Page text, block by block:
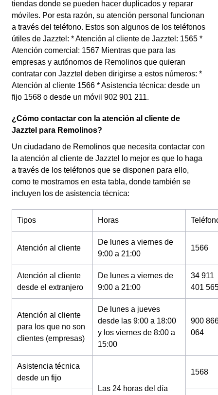
tiendas donde se pueden hacer duplicados y reparar
móviles. Por esta razón, su atención personal funcionan
a través del teléfono. Estos son algunos de los teléfonos
útiles de Jazztel: * Atención al cliente de Jazztel: 1565 *
Atención comercial: 1567 Mientras que para las
empresas y autónomos de Remolinos que quieran
contratar con Jazztel deben dirigirse a estos números: *
Atención al cliente 1566 * Asistencia técnica: desde un
fijo 1568 o desde un móvil 902 901 211.
¿Cómo contactar con la atención al cliente de
Jazztel para Remolinos?
Un ciudadano de Remolinos que necesita contactar con
la atención al cliente de Jazztel lo mejor es que lo haga
a través de los teléfonos que se disponen para ello,
como te mostramos en esta tabla, donde también se
incluyen los de asistencia técnica:
Tipos Horas
Atención al cliente
De lunes a viernes de
9:00 a 21:00
1566
Atención al cliente
desde el extranjero
De lunes a viernes de
9:00 a 21:00
34 911
401
Atención al cliente
para los que no son
clientes (empresas)
De lunes a jueves
desde las 9:00 a 18:00
y los viernes de 8:00 a
15:00
900
064
Asistencia técnica
desde un fijo
Las 24 horas del día
1568